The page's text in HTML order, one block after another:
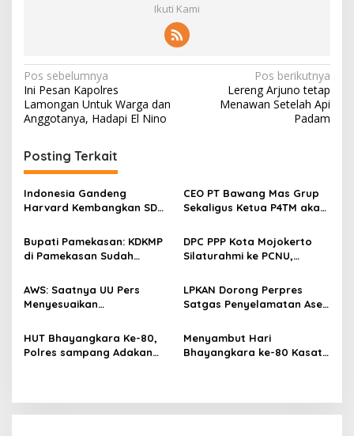
Ikuti Kami
N
a
v
i
g
a
s
i
p
s
Pos sebelumnya
Ini Pesan Kapolres
Lamongan Untuk Warga dan
Anggotanya, Hadapi El Nino
Pos berikutnya
Lereng Arjuno tetap
Menawan Setelah Api
Padam
Posting Terkait
Indonesia Gandeng
Harvard Kembangkan SDM
Dunia
CEO PT Bawang Mas Grup
Sekaligus Ketua P4TM akan
Tembakau di Madura
Bupati Pamekasan: KDKMP
di Pamekasan Sudah
Selesai Akhir Juli 2026
DPC PPP Kota Mojokerto
Silaturahmi ke PCNU,
Masyarakat
AWS: Saatnya UU Pers
Menyesuaikan
Digital dan AI
LPKAN Dorong Perpres
Satgas Penyelamatan Aset
Pemberantasan Korupsi
HUT Bhayangkara Ke-80,
Polres sampang Adakan
Menyambut Hari
Bhayangkara ke-80 Kasat